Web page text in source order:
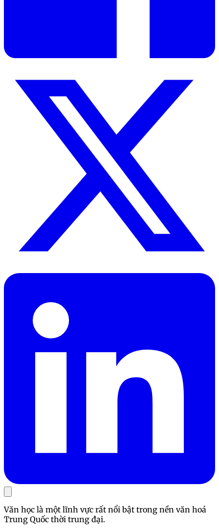
Văn học là một lĩnh vực rất nổi bật trong nền văn hoá
Trung Quốc thời trung đại.